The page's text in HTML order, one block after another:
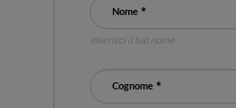
Nome
inserisci il tuo nome
Cognome